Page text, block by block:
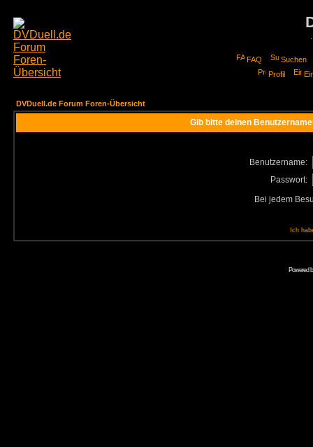
FAQ
Suchen
Profil
DVDuell.de Forum Foren-Übersicht
Gib bitte deinen
Benutzername:
Passwort:
Bei jedem
Ich
Powered